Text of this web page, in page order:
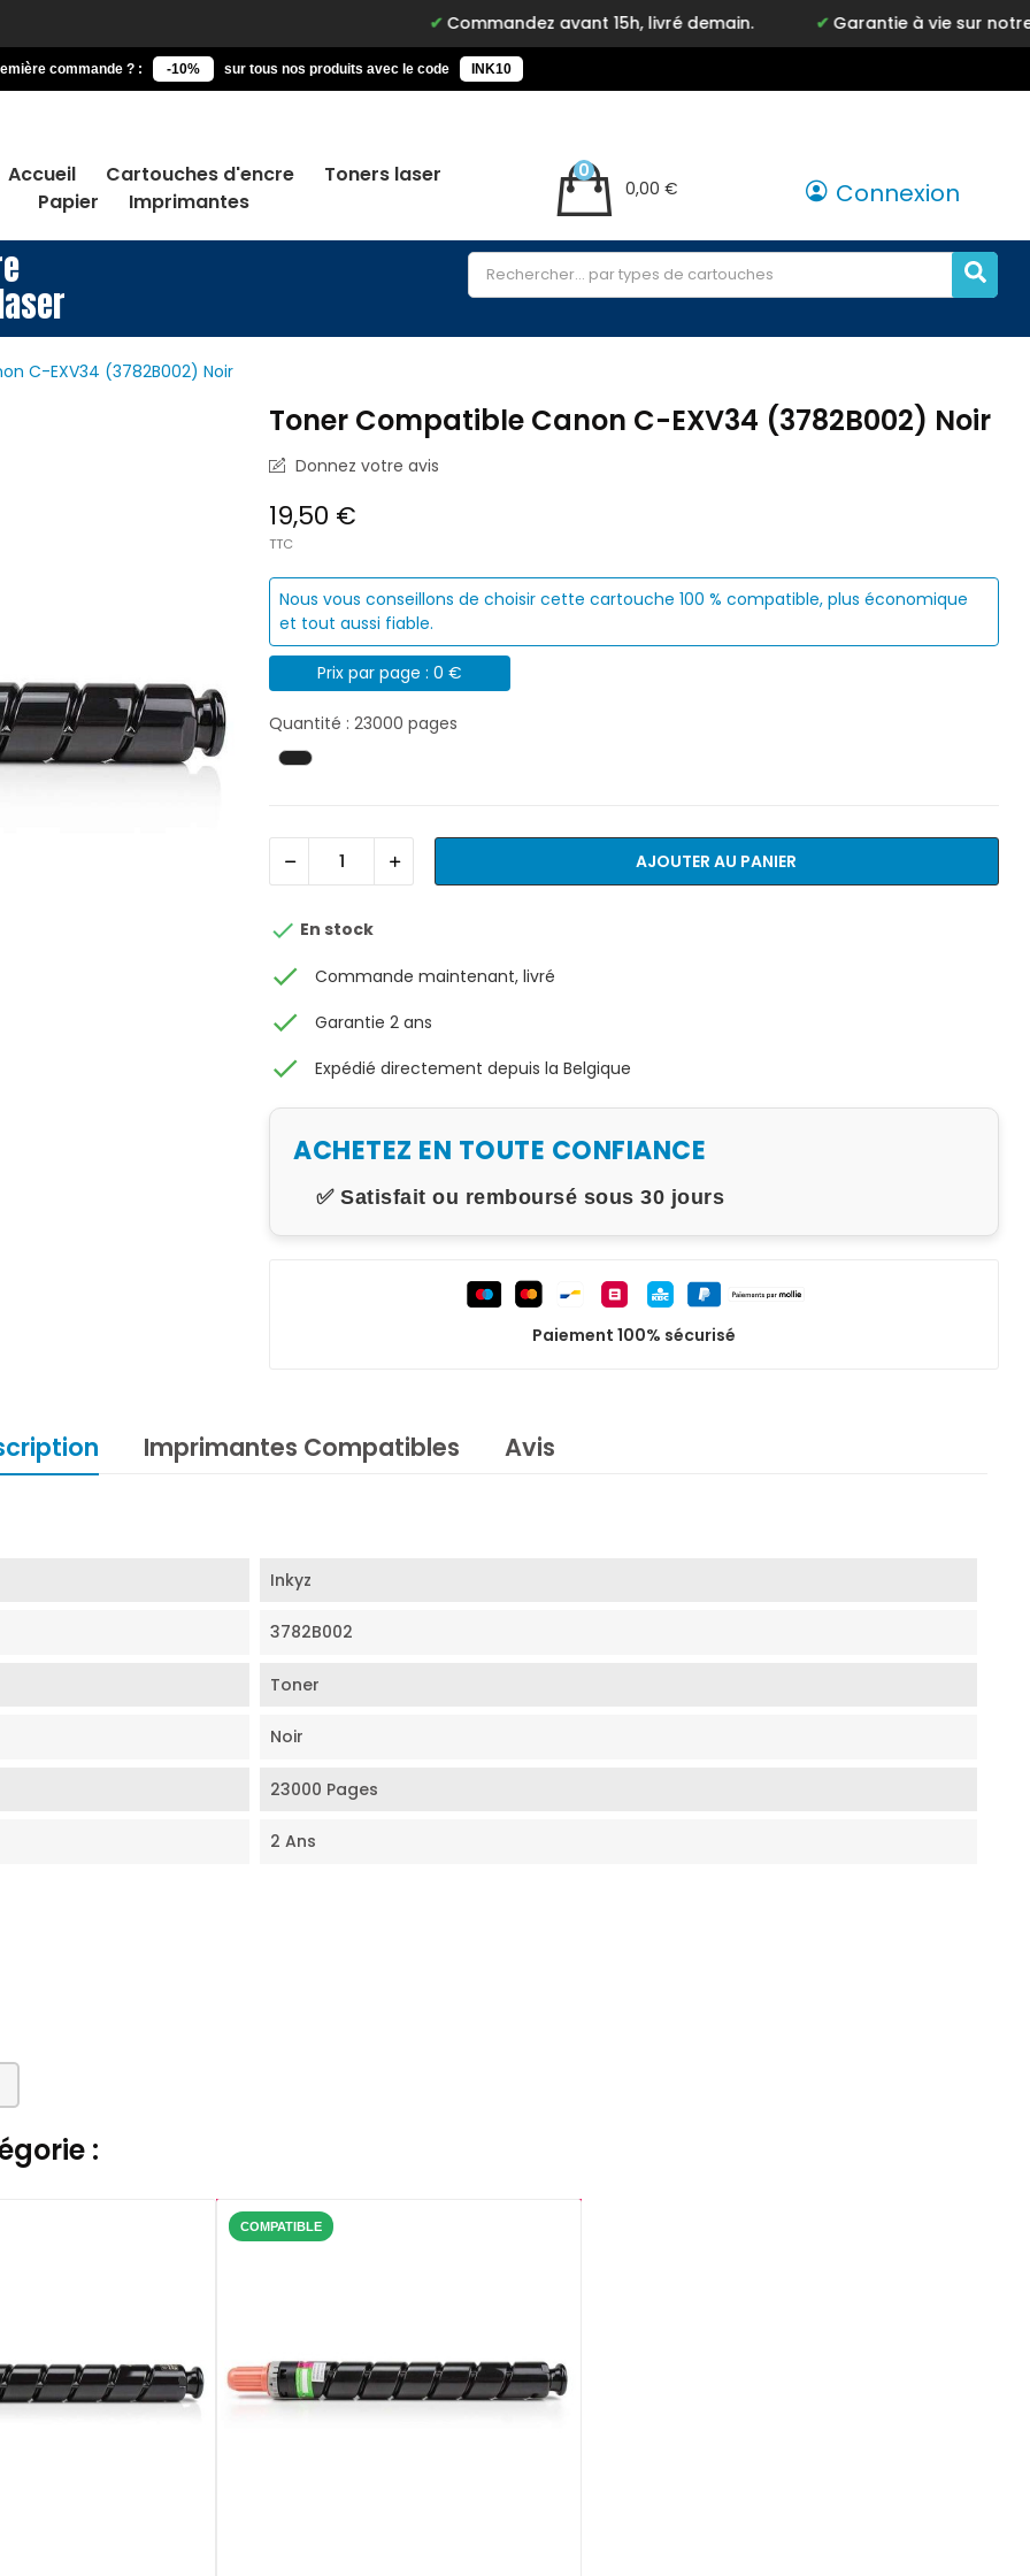
Commandez avant 15h, livré demain. Garantie à vie sur notre
commande ? : -10% sur tous nos produits avec le code INK10
Accueil Cartouches d'encre
Toners laser
Papier
Imprimantes
0,00 €
0
Connexion
C-EXV34 (3782B002) Noir
Toner Compatible Canon C-EXV34 (3782B002) Noir
Donnez votre avis
19,50 €
TTC
Nous vous conseillons de choisir cette cartouche 100 % compatible, plus économique
et tout aussi fiable.
Prix par page : 0 €
Quantité : 23000 pages
AJOUTER AU PANIER
 En stock
check Commande maintenant, livré
check Garantie 2 ans
check Expédié directement depuis la Belgique
ACHETEZ EN TOUTE CONFIANCE
✅ Satisfait ou remboursé sous 30 jours
Paiement 100% sécurisé
Imprimantes Compatibles Avis
Inkyz
3782B002
Toner
Noir
23000 Pages
2 Ans
:
COMPATIBLE